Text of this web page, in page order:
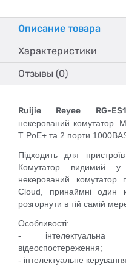
Описание товара
Характеристики
Отзывы (0)
Ruijie Reyee RG-
некерований комутатор.
T PoE+ та 2 порти
Підходить для
Комутатор видимий
некерований комутатор
Cloud, принаймні один
розгорнути в тій самій
Особливості:
-
відеоспостереження;
- інтелектуальне